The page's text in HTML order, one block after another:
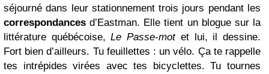
séjourné dans leur stationnement trois jours pendant les
correspondances d’Eastman. Elle tient un blogue sur la
littérature québécoise,Le Passe-motet lui, il dessine.
Fort bien d’ailleurs. Tu feuillettes : un vélo. Ça te rappelle
tes intrépides virées avec tes bicyclettes. Tu tournes